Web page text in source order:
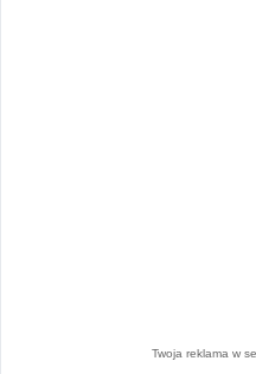
Twoja reklama w